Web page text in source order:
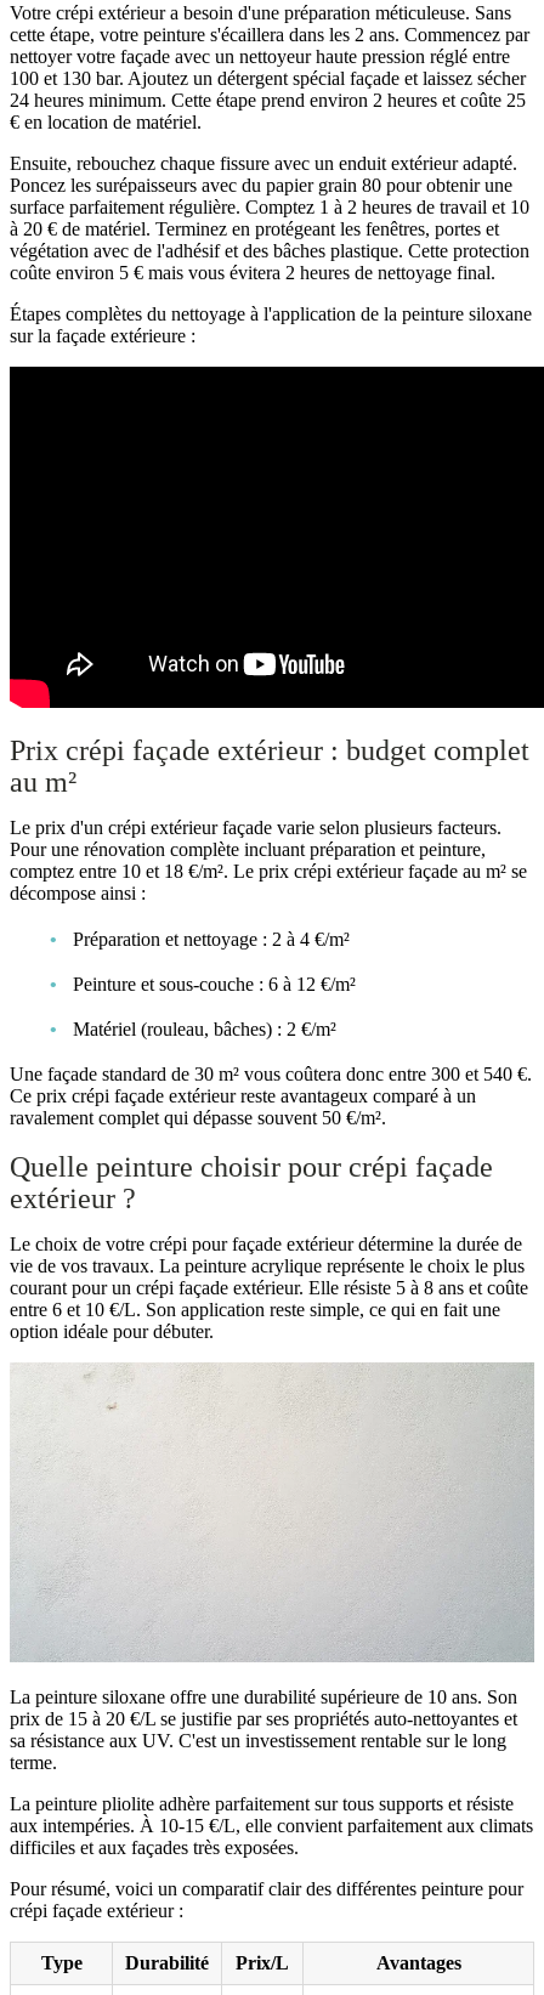
Votre crépi extérieur a besoin d'une préparation méticuleuse. Sans
cette étape, votre peinture s'écaillera dans les 2 ans. Commencez par
nettoyer votre façade avec un nettoyeur haute pression réglé entre
100 et 130 bar. Ajoutez un détergent spécial façade et laissez sécher
24 heures minimum. Cette étape prend environ 2 heures et coûte 25
€ en location de matériel.
Ensuite, rebouchez chaque fissure avec un enduit extérieur adapté.
Poncez les surépaisseurs avec du papier grain 80 pour obtenir une
surface parfaitement régulière. Comptez 1 à 2 heures de travail et 10
à 20 € de matériel. Terminez en protégeant les fenêtres, portes et
végétation avec de l'adhésif et des bâches plastique. Cette protection
coûte environ 5 € mais vous évitera 2 heures de nettoyage final.
Étapes complètes du nettoyage à l'application de la peinture siloxane
sur la façade extérieure :
Prix crépi façade extérieur : budget complet
au m²
Le prix d'un crépi extérieur façade varie selon plusieurs facteurs.
Pour une rénovation complète incluant préparation et peinture,
comptez entre 10 et 18 €/m². Le prix crépi extérieur façade au m² se
décompose ainsi :
Préparation et nettoyage : 2 à 4 €/m²
Peinture et sous-couche : 6 à 12 €/m²
Matériel (rouleau, bâches) : 2 €/m²
Une façade standard de 30 m² vous coûtera donc entre 300 et 540 €.
Ce prix crépi façade extérieur reste avantageux comparé à un
ravalement complet qui dépasse souvent 50 €/m².
Quelle peinture choisir pour crépi façade
extérieur ?
Le choix de votre crépi pour façade extérieur détermine la durée de
vie de vos travaux. La peinture acrylique représente le choix le plus
courant pour un crépi façade extérieur. Elle résiste 5 à 8 ans et coûte
entre 6 et 10 €/L. Son application reste simple, ce qui en fait une
option idéale pour débuter.
La peinture siloxane offre une durabilité supérieure de 10 ans. Son
prix de 15 à 20 €/L se justifie par ses propriétés auto-nettoyantes et
sa résistance aux UV. C'est un investissement rentable sur le long
terme.
La peinture pliolite adhère parfaitement sur tous supports et résiste
aux intempéries. À 10-15 €/L, elle convient parfaitement aux climats
difficiles et aux façades très exposées.
Pour résumé, voici un comparatif clair des différentes peinture pour
crépi façade extérieur :
Type Durabilité Prix/L Avantages